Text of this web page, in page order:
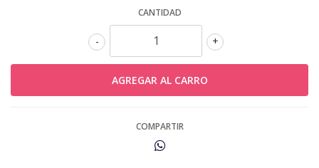
CANTIDAD
+
-
COMPARTIR